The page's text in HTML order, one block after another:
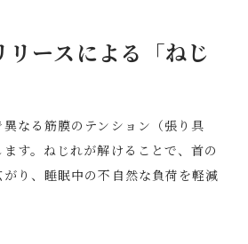
ースによる「ねじ
なる筋膜のテンション（張り具
す。ねじれが解けることで、首の
り、睡眠中の不自然な負荷を軽減